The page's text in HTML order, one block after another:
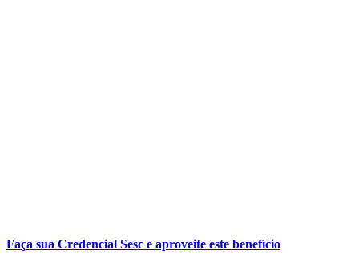
Faça sua Credencial Sesc e aproveite este benefício